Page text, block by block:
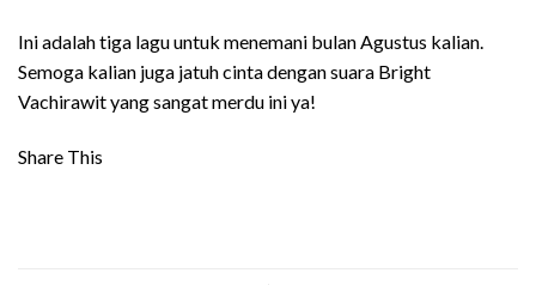
Ini adalah tiga lagu untuk menemani bulan Agustus kalian.
Semoga kalian juga jatuh cinta dengan suara Bright
Vachirawit yang sangat merdu ini ya!
Share This